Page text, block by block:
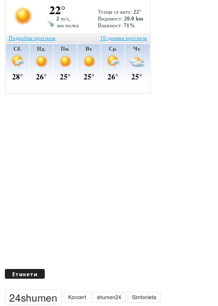
Етикети
24shumen Koncert shumen24
Simfonieta